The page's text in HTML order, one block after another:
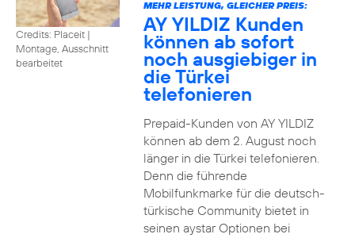
Credits: Placeit |
Montage, Ausschnitt
bearbeitet
MEHR LEISTUNG, GLEICHER PREIS:
AY YILDIZ Kunden
können ab sofort
noch ausgiebiger in
die Türkei
telefonieren
Prepaid-Kunden von AY YILDIZ
können ab dem 2. August noch
länger in die Türkei telefonieren.
Denn die führende
Mobilfunkmarke für die deutsch-
türkische Community bietet in
seinen aystar Optionen bei